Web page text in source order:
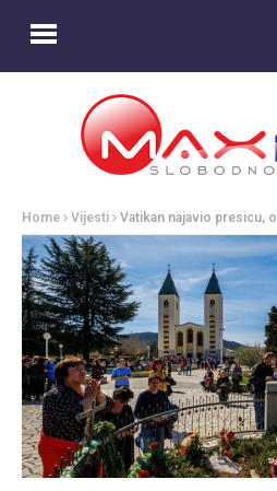
Home Vijesti Vatikan najavio presicu,